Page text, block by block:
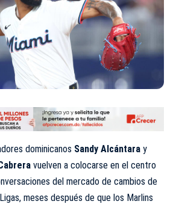
dominicanos Sandy Alcántara y
vuelven a colocarse en el centro
del mercado de cambios de
meses después de que los Marlins